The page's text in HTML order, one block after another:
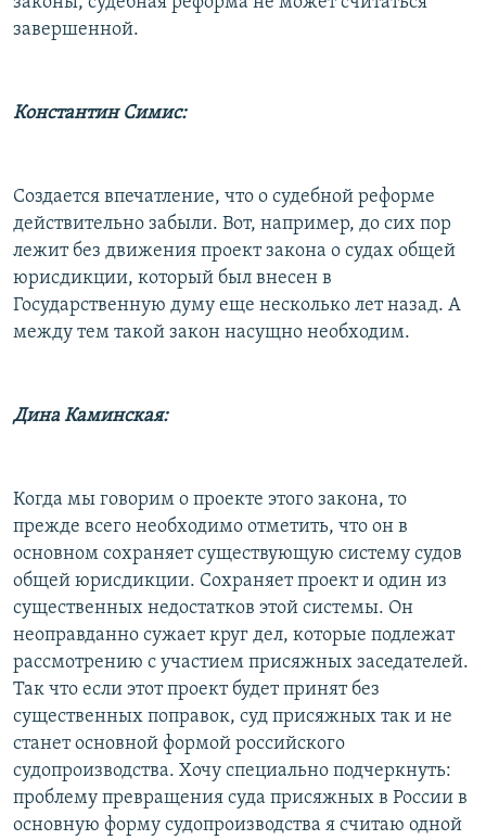
завершенной.
Константин Симис:
Создается впечатление, что о судебной реформе
действительно забыли. Вот, например, до сих пор
лежит без движения проект закона о судах общей
юрисдикции, который был внесен в
Государственную думу еще несколько лет назад. А
между тем такой закон насущно необходим.
Дина Каминская:
Когда мы говорим о проекте этого закона, то
прежде всего необходимо отметить, что он в
основном сохраняет существующую систему судов
общей юрисдикции. Сохраняет проект и один из
существенных недостатков этой системы. Он
неоправданно сужает круг дел, которые подлежат
рассмотрению с участием присяжных заседателей.
Так что если этот проект будет принят без
существенных поправок, суд присяжных так и не
станет основной формой российского
судопроизводства. Хочу специально подчеркнуть:
проблему превращения суда присяжных в России в
основную форму судопроизводства я считаю одной